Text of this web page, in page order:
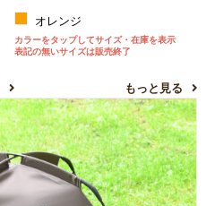
オレンジ
カラーをタップしてサイズ・在庫を表示
表記の無いサイズは販売終了
もっと見る